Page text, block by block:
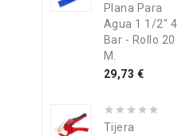
Plana Para
Agua 1 1/2" 4
Bar - Rollo 20
M.
Precio
29,73 €
Tijera